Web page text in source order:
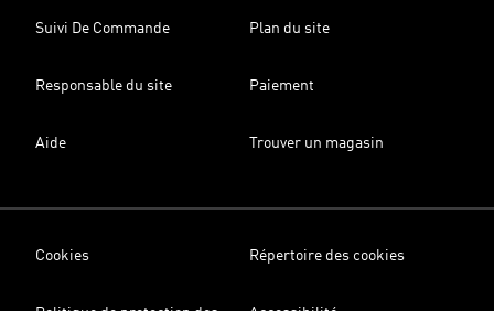
Suivi De Commande Plan du site
Responsable du site Paiement
Aide Trouver un magasin
Cookies Répertoire des cookies